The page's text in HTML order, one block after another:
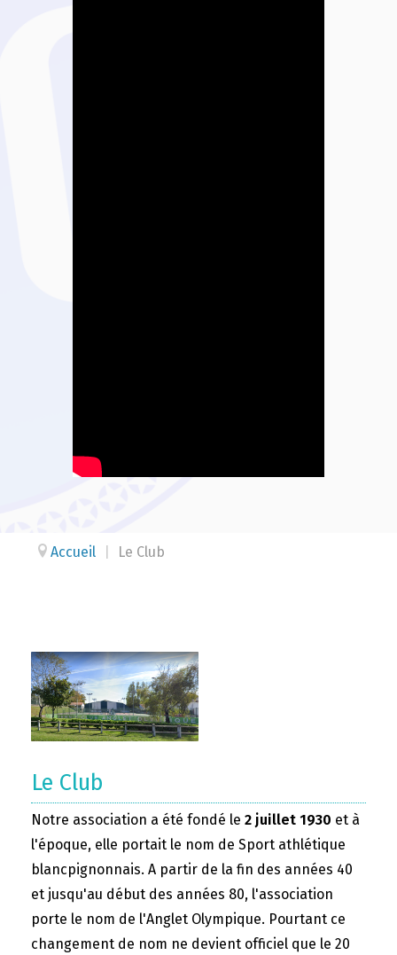
Accueil Le Club
Le Club
Notre association a été fondé le 2 juillet 1930 et à
l'époque, elle portait le nom de Sport athlétique
blancpignonnais. A partir de la fin des années 40
et jusqu'au début des années 80, l'association
porte le nom de l'Anglet Olympique. Pourtant ce
changement de nom ne devient officiel que le 20